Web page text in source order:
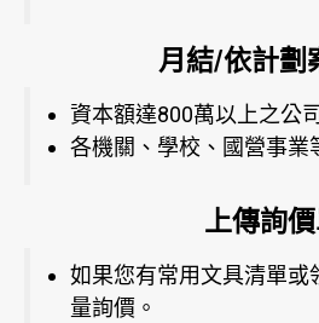
月結/依計劃
資本額達800萬以上之公
各機關、學校、國營事業
上傳詢
如果您有常用文具清單或
量詢價。